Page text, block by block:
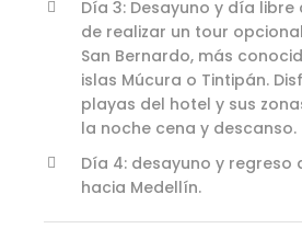
Día 3: Desayuno y día
de realizar un tour
San Bernardo, más
islas Múcura o Tintipán.
playas del hotel y sus
la noche cena y descanso.
Día 4: desayuno y regreso
hacia Medellín.